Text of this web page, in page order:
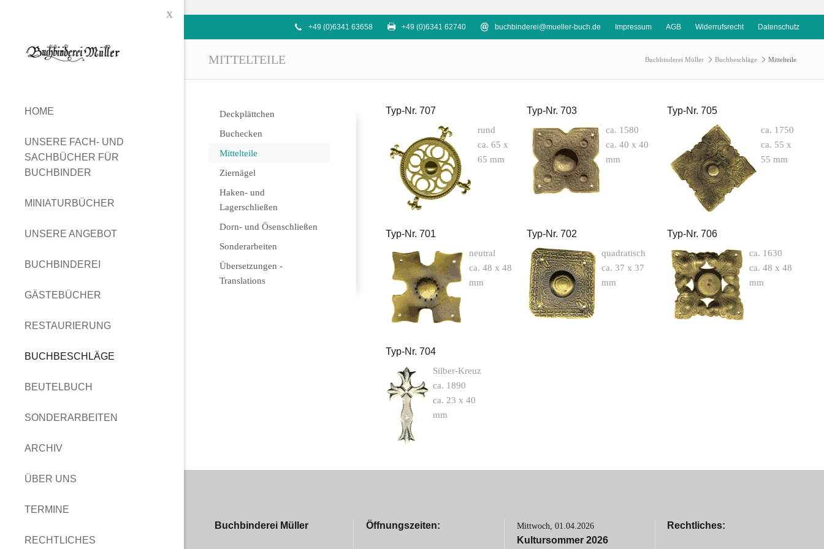
+49 (0)6341 63658 +49 (0)6341 62740 buchbinderei@mueller-buch.de Impressum AGB Widerrufsrecht Datenschutz
HOME
UNSERE FACH- UND
SACHBÜCHER FÜR
BUCHBINDER
MINIATURBÜCHER
UNSERE ANGEBOT
BUCHBINDEREI
GÄSTEBÜCHER
RESTAURIERUNG
BUCHBESCHLÄGE
BEUTELBUCH
SONDERARBEITEN
ARCHIV
ÜBER UNS
TERMINE
RECHTLICHES
Buchbinderei Müller Buchbeschläge Mittelteile
MITTELTEILE
Deckplättchen
Buchecken
Mittelteile
Ziernägel
Haken- und
Lagerschließen
Dorn- und Ösenschließen
Sonderarbeiten
Übersetzungen -
Translations
Typ-Nr. 707
rund
ca. 65 x
65 mm
Typ-Nr. 703
ca. 1580
ca. 40 x 40
mm
Typ-Nr. 705
ca. 1750
ca. 55 x
55 mm
Typ-Nr. 701
neutral
ca. 48 x 48
mm
Typ-Nr. 702
quadratisch
ca. 37 x 37
mm
Typ-Nr. 706
ca. 1630
ca. 48 x 48
mm
Typ-Nr. 704
Silber-Kreuz
ca. 1890
ca. 23 x 40
mm
Buchbinderei Müller Öffnungszeiten: Mittwoch, 01.04.2026
Kultursommer 2026
Rechtliches: